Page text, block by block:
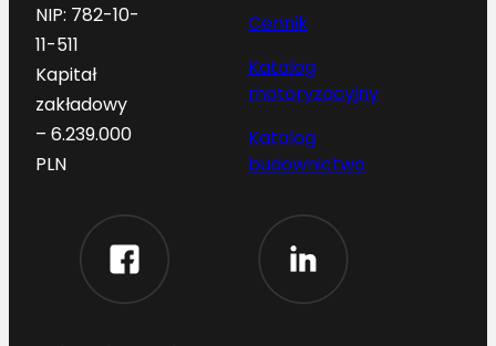
NIP: 782-10-
11-511
Kapitał
zakładowy
– 6.239.000
PLN
Cennik
Katalog
motoryzacyjny
Katalog
budownictwo